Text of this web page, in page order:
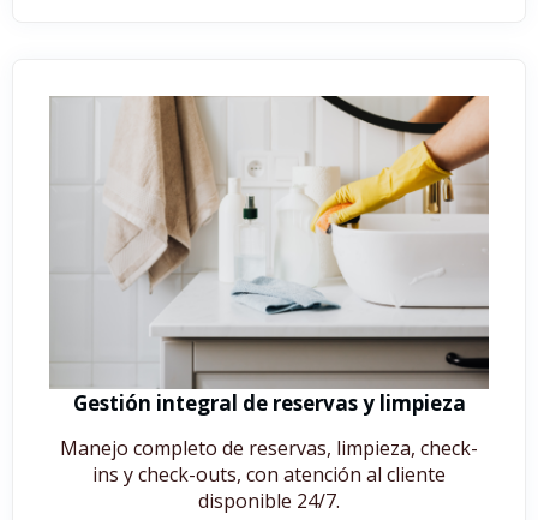
Gestión integral de reservas y limpieza
Manejo completo de reservas, limpieza, check-
ins y check-outs, con atención al cliente
disponible 24/7.